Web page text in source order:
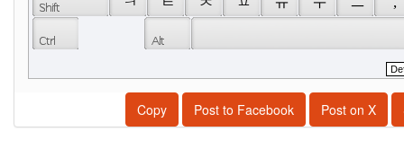
Copy Post to Facebook Post on X